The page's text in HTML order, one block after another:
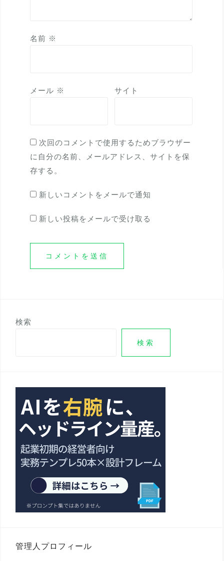
名前 ※
メール ※ サイト
次回のコメントで使用するためブラウザー
に自分の名前、メールアドレス、サイトを保
存する。
新しいコメントをメールで通知
新しい投稿をメールで受け取る
検索
検索
管理人プロフィール